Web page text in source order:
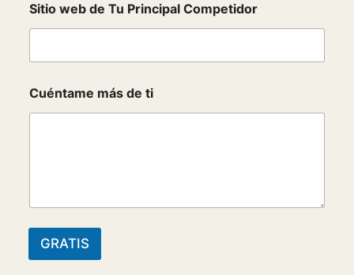
Sitio web de Tu Principal Competidor
Cuéntame más de ti
GRATIS